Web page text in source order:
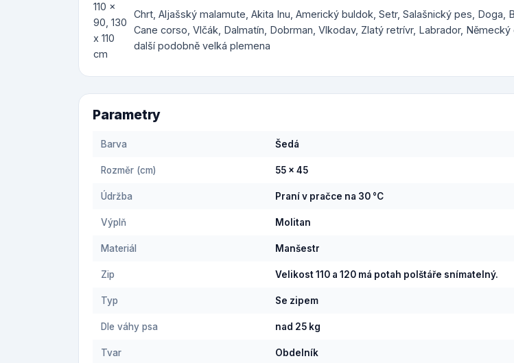
110 x
90, 130
x 110
cm
Chrt, Aljašský malamute, Akita Inu, Americký buldok, Setr, Salašnický pes, Doga,
Cane corso, Vlčák, Dalmatín, Dobrman, Vlkodav, Zlatý retrívr, Labrador, Německý
další podobně velká plemena
Parametry
Barva Šedá
Rozměr (cm) 55 x 45
Údržba Praní v pračce na 30 °C
Výplň Molitan
Materiál Manšestr
Zip Velikost 110 a 120 má potah polštáře snímatelný.
Typ Se zipem
Dle váhy psa nad 25 kg
Tvar Obdelník